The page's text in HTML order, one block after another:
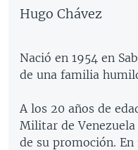
DEPORTIVO
ENTRETENIMIENTO
Hugo Chávez
Nació en 1954 en
de una familia
A los 20 años de
Militar de
de su promoción.